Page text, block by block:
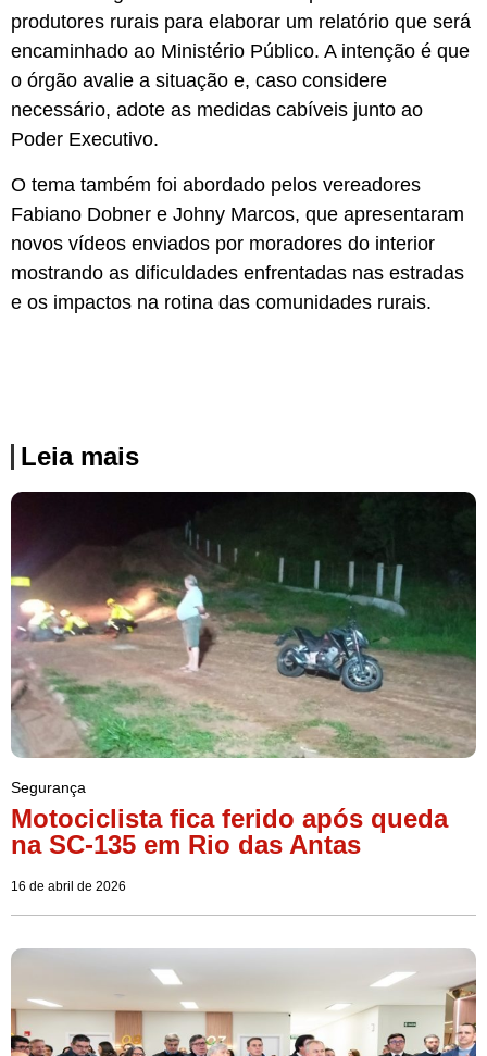
produtores rurais para elaborar um relatório que será
encaminhado ao Ministério Público. A intenção é que
o órgão avalie a situação e, caso considere
necessário, adote as medidas cabíveis junto ao
Poder Executivo.
O tema também foi abordado pelos vereadores
Fabiano Dobner e Johny Marcos, que apresentaram
novos vídeos enviados por moradores do interior
mostrando as dificuldades enfrentadas nas estradas
e os impactos na rotina das comunidades rurais.
Leia mais
Segurança
Motociclista fica ferido após queda
na SC-135 em Rio das Antas
16 de abril de 2026